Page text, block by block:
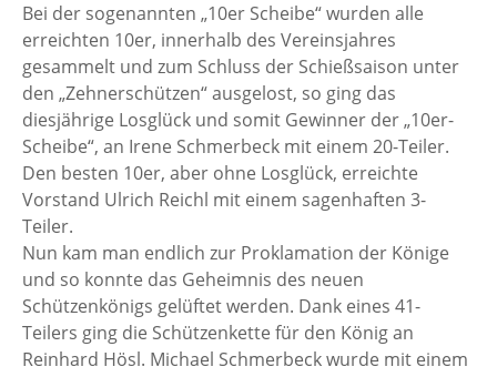
Bei der sogenannten „10er Scheibe“ wurden alle
erreichten 10er, innerhalb des Vereinsjahres
gesammelt und zum Schluss der Schießsaison unter
den „Zehnerschützen“ ausgelost, so ging das
diesjährige Losglück und somit Gewinner der „10er-
Scheibe“, an Irene Schmerbeck mit einem 20-Teiler.
Den besten 10er, aber ohne Losglück, erreichte
Vorstand Ulrich Reichl mit einem sagenhaften 3-
Teiler.
Nun kam man endlich zur Proklamation der Könige
und so konnte das Geheimnis des neuen
Schützenkönigs gelüftet werden. Dank eines 41-
Teilers ging die Schützenkette für den König an
Reinhard Hösl. Michael Schmerbeck wurde mit einem